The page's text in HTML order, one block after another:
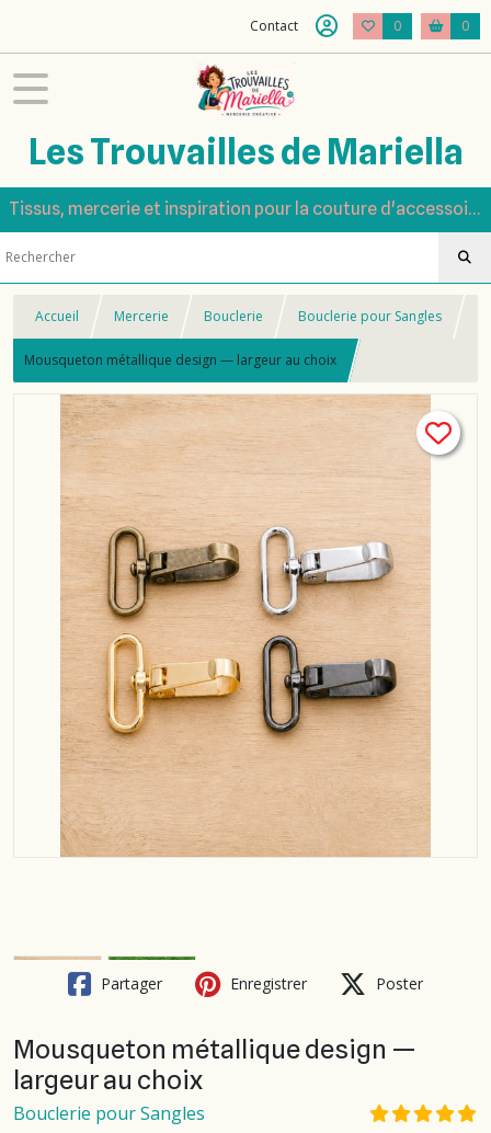
Contact 0 0
Les Trouvailles de Mariella
Tissus, mercerie et inspiration pour la couture d'accessoires
Accueil Mercerie Bouclerie Bouclerie pour Sangles
Mousqueton métallique design — largeur au choix
Partager Enregistrer Poster
Mousqueton métallique design —
largeur au choix
Bouclerie pour Sangles